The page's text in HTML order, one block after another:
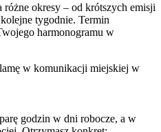
okresy – od krótszych emisji
kolejne tygodnie. Termin
harmonogramu w
w komunikacji miejskiej w
godzin w dni robocze, a w